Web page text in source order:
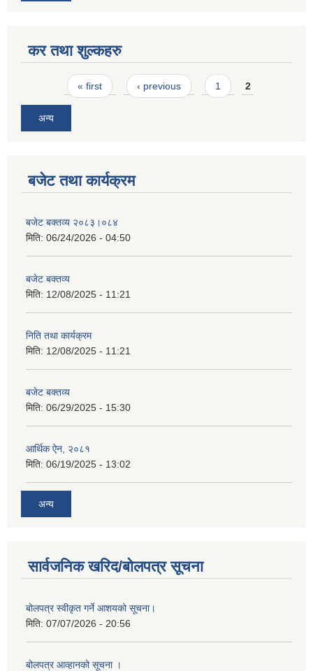
कर तथा शुल्कहरु
Pages« first ‹ previous 1 2
अन्य
बजेट तथा कार्यक्रम
बजेट बक्तव्य २०८३।०८४
मिति: 06/24/2026 - 04:50
बजेट बक्तव्य
मिति: 12/08/2025 - 11:21
निति तथा कार्यक्रम
मिति: 12/08/2025 - 11:21
बजेट बक्तव्य
मिति: 06/29/2025 - 15:30
आर्थिक ऐन, २०८१
मिति: 06/19/2025 - 13:02
अन्य
सार्वजनिक खरिद/बोलपत्र सूचना
बोलपत्र स्वीकृत गर्ने आशयको सूचना।
मिति: 07/07/2026 - 20:56
बोलपत्र आव्हानको सूचना ।